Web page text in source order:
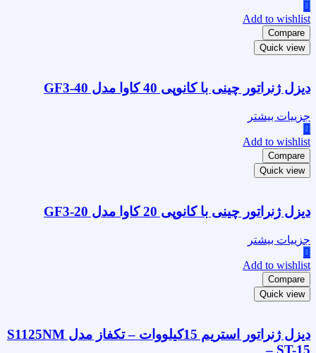
Add to wishlist
Compare
Quick view
دیزل ژنراتور چینی با کانوپی 40 کاوا مدل GF3-40
جزییات بیشتر
Add to wishlist
Compare
Quick view
دیزل ژنراتور چینی با کانوپی 20 کاوا مدل GF3-20
جزییات بیشتر
Add to wishlist
Compare
Quick view
دیزل ژنراتور استریم 15کیلووات – تکفاز مدل S1125NM